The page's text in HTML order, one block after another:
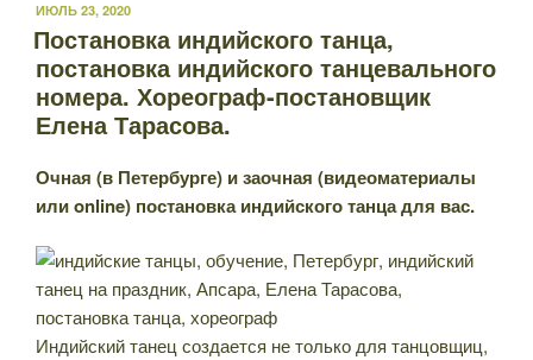
ОПУБЛИКОВАНО
ИЮЛЬ 23, 2020
Постановка индийского танца,
постановка индийского танцевального
номера. Хореограф-постановщик
Елена Тарасова.
Очная (в Петербурге) и заочная (видеоматериалы
или online) постановка индийского танца для вас.
Индийский танец создается не только для танцовщиц,